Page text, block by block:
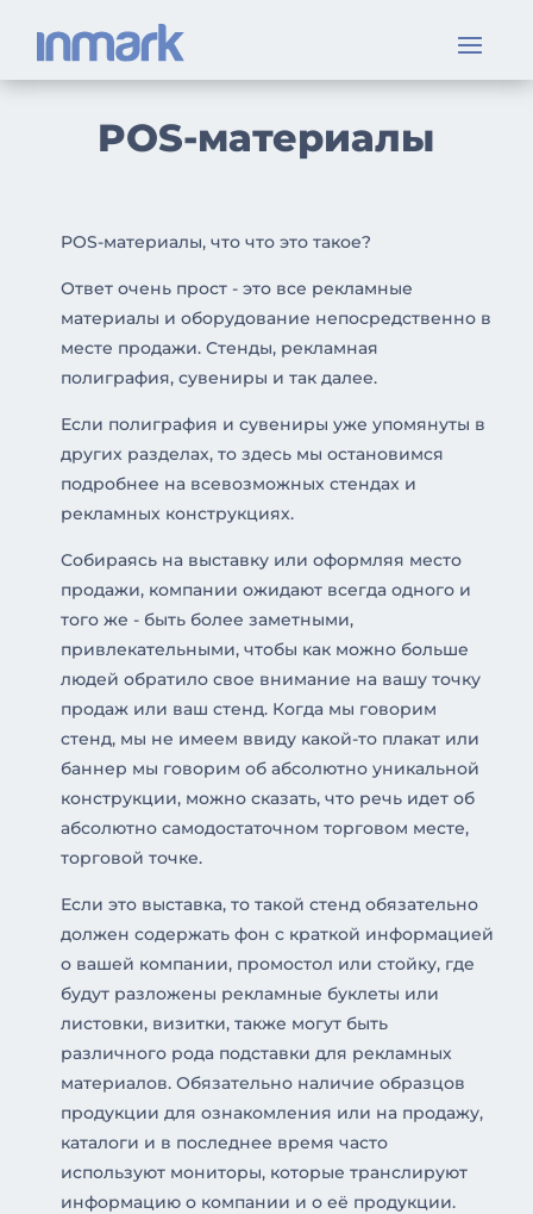
POS-материалы
POS-материалы, что что это такое?
Ответ очень прост - это все рекламные
материалы и оборудование непосредственно в
месте продажи. Стенды, рекламная
полиграфия, сувениры и так далее.
Если полиграфия и сувениры уже упомянуты в
других разделах, то здесь мы остановимся
подробнее на всевозможных стендах и
рекламных конструкциях.
Собираясь на выставку или оформляя место
продажи, компании ожидают всегда одного и
того же - быть более заметными,
привлекательными, чтобы как можно больше
людей обратило свое внимание на вашу точку
продаж или ваш стенд. Когда мы говорим
стенд, мы не имеем ввиду какой-то плакат или
баннер мы говорим об абсолютно уникальной
конструкции, можно сказать, что речь идет об
абсолютно самодостаточном торговом месте,
торговой точке.
Если это выставка, то такой стенд обязательно
должен содержать фон с краткой информацией
о вашей компании, промостол или стойку, где
будут разложены рекламные буклеты или
листовки, визитки, также могут быть
различного рода подставки для рекламных
материалов. Обязательно наличие образцов
продукции для ознакомления или на продажу,
каталоги и в последнее время часто
используют мониторы, которые транслируют
информацию о компании и о её продукции.